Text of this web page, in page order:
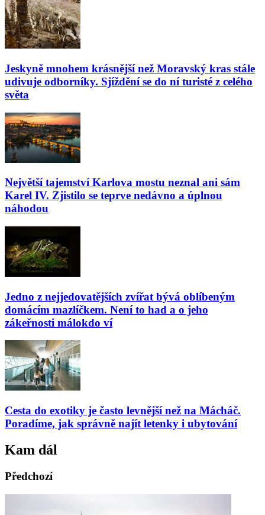
Jeskyně mnohem krásnější než Moravský kras stále
udivuje odborníky. Sjíždění se do ní turisté z celého
světa
Největší tajemství Karlova mostu neznal ani sám
Karel IV. Zjistilo se teprve nedávno a úplnou
náhodou
Jedno z nejjedovatějších zvířat bývá oblíbeným
domácím mazlíčkem. Není to had a o jeho
zákeřnosti málokdo ví
Cesta do exotiky je často levnější než na Mácháč.
Poradíme, jak správně najít letenky i ubytování
Kam dál
Předchozí